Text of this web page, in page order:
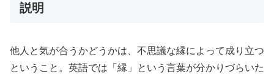
説明
他人と気が合うかどうかは、不思議な縁によって成り立つ
ということ。英語では「縁」という言葉が分かりづらいた